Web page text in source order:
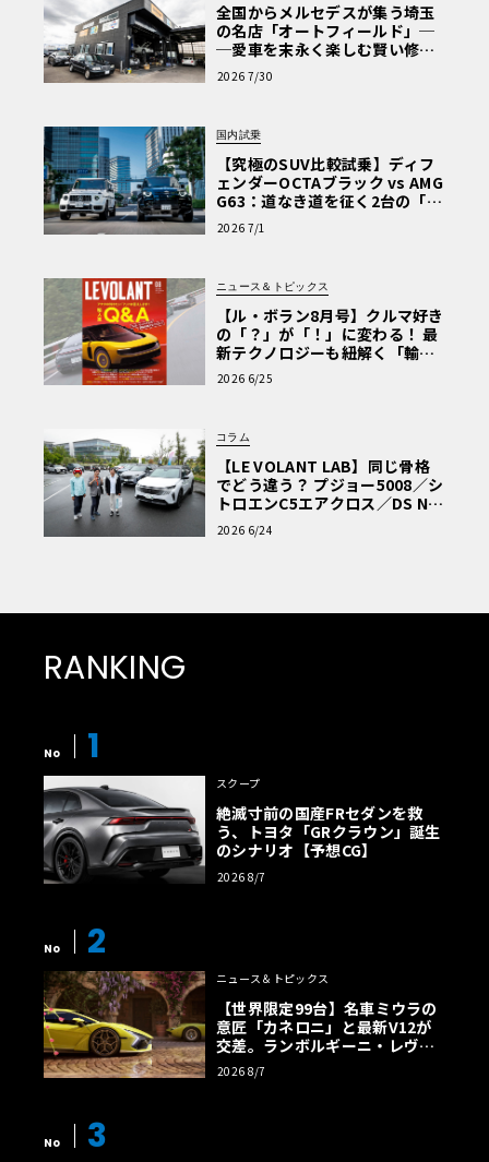
全国からメルセデスが集う埼玉
の名店「オートフィールド」─
─愛車を末永く楽しむ賢い修理
術と、プロがフックス製オイル
を選ぶ理由〈PR〉
2026 7/30
国内試乗
【究極のSUV比較試乗】ディフ
ェンダーOCTAブラック vs AMG
G63：道なき道を征く2台の「対
極的アプローチ」
2026 7/1
ニュース＆トピックス
【ル・ボラン8月号】クルマ好き
の「？」が「！」に変わる！ 最
新テクノロジーも紐解く「輸入
車Q&A」
2026 6/25
コラム
【LE VOLANT LAB】同じ骨格
でどう違う？ プジョー5008／シ
トロエンC5エアクロス／DS Nº4
読者一気乗りレポート
2026 6/24
RANKING
No 1
スクープ
絶滅寸前の国産FRセダンを救
う、トヨタ「GRクラウン」誕生
のシナリオ【予想CG】
2026 8/7
No 2
ニュース＆トピックス
【世界限定99台】名車ミウラの
意匠「カネロニ」と最新V12が
交差。ランボルギーニ・レヴエ
ルトに60周年記念車が登場
2026 8/7
No 3